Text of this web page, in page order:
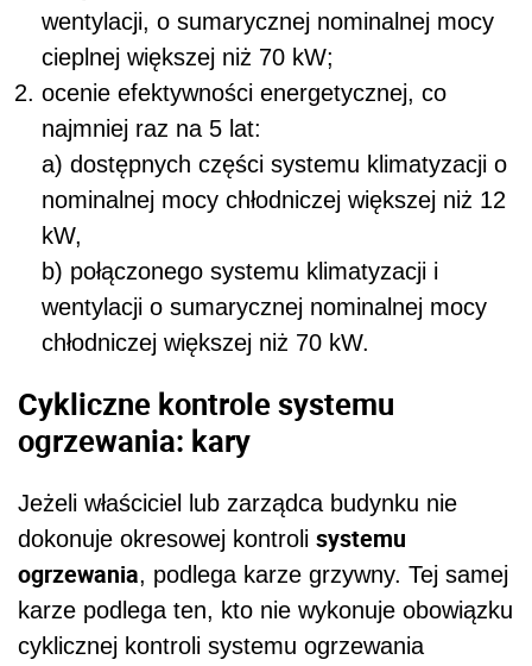
wentylacji, o sumarycznej nominalnej mocy
cieplnej większej niż 70 kW;
ocenie efektywności energetycznej, co
najmniej raz na 5 lat:
a) dostępnych części systemu klimatyzacji o
nominalnej mocy chłodniczej większej niż 12
kW,
b) połączonego systemu klimatyzacji i
wentylacji o sumarycznej nominalnej mocy
chłodniczej większej niż 70 kW.
Cykliczne kontrole systemu
ogrzewania: kary
Jeżeli właściciel lub zarządca budynku nie
dokonuje okresowej kontroli systemu
ogrzewania, podlega karze grzywny. Tej samej
karze podlega ten, kto nie wykonuje obowiązku
cyklicznej kontroli systemu ogrzewania